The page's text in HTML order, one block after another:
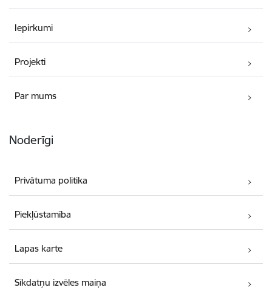
Iepirkumi
Projekti
Par mums
Noderīgi
Privātuma politika
Piekļūstamība
Lapas karte
Sīkdatņu izvēles maiņa